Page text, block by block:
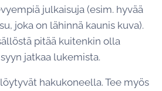
julkaisuja (esim. hyvää
joka on lähinnä kaunis kuva).
pitää kuitenkin olla
jatkaa lukemista.
hakukoneella. Tee myös